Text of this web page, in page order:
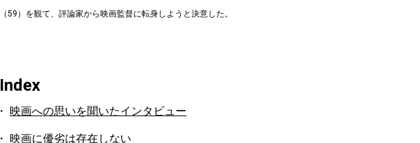
（59）を観て、評論家から映画監督に転身しようと決意した。
Index
映画への思いを聞いたインタビュー
映画に優劣は存在しない